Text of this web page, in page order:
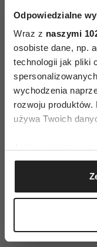
Odpowiedzialne
Wraz z naszymi
osobiste dane, np.
technologii jak pliki
wychodzenia
rozwoju
używa Twoich
Gromadzić
geograficznej
(fingerprinting,